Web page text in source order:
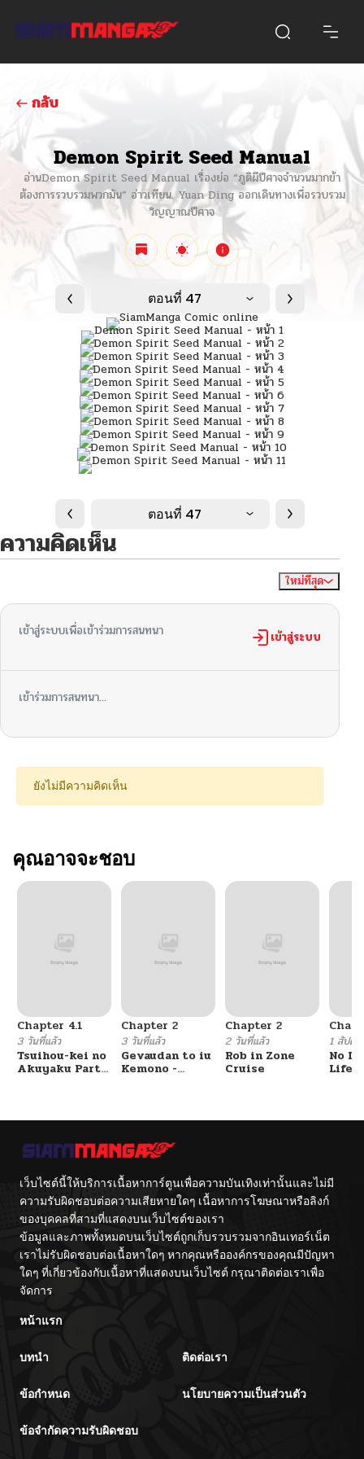
กลับ
Demon Spirit Seed Manual
อ่านDemon Spirit Seed Manual เรื่องย่อ “ภูติผีปีศาจจำนวนมากข้า
ต้องการรวบรวมพวกมัน” อ่าวเทียน. Yuan Ding ออกเดินทางเพื่อรวบรวม
วิญญาณปีศาจ
ตอนที่ 47
ตอนที่ 47
ความคิดเห็น
ใหม่ที่สุด
เข้าสู่ระบบเพื่อเข้าร่วมการสนทนา เข้าสู่ระบบ
เข้าร่วมการสนทนา...
ยังไม่มีความคิดเห็น
คุณอาจจะชอบ
Chapter 4.1
3 วันที่แล้ว
Tsuihou-kei no
Akuyaku Party
Sareru Mae ni
Tsuihou
Shimashita.:
Skill o Ubau
“Steal” tte
Akuyakusugiru
Tsuyosugiru
Chapter 2
3 วันที่แล้ว
Gevaudan to iu
Kemono -
Ningen no
Monster wa,
Fukushuu no
Prison Break
wo
Kuwadateru-
Chapter 2
2 วันที่แล้ว
Rob in Zone
Cruise
1 สัปด
No
Life!!
เว็บไซต์นี้ให้บริการเนื้อหาการ์ตูนเพื่อความบันเทิงเท่านั้นและไม่มี
ความรับผิดชอบต่อความเสียหายใดๆ เนื้อหาการโฆษณาหรือลิงก์
ของบุคคลที่สามที่แสดงบนเว็บไซต์ของเรา
ข้อมูลและภาพทั้งหมดบนเว็บไซต์ถูกเก็บรวบรวมจากอินเทอร์เน็ต
เราไม่รับผิดชอบต่อเนื้อหาใดๆ หากคุณหรือองค์กรของคุณมีปัญหา
ใดๆ ที่เกี่ยวข้องกับเนื้อหาที่แสดงบนเว็บไซต์ กรุณาติดต่อเราเพื่อ
จัดการ
หน้าแรก
บทนำ ติดต่อเรา
ข้อกำหนด นโยบายความเป็นส่วนตัว
ข้อจำกัดความรับผิดชอบ